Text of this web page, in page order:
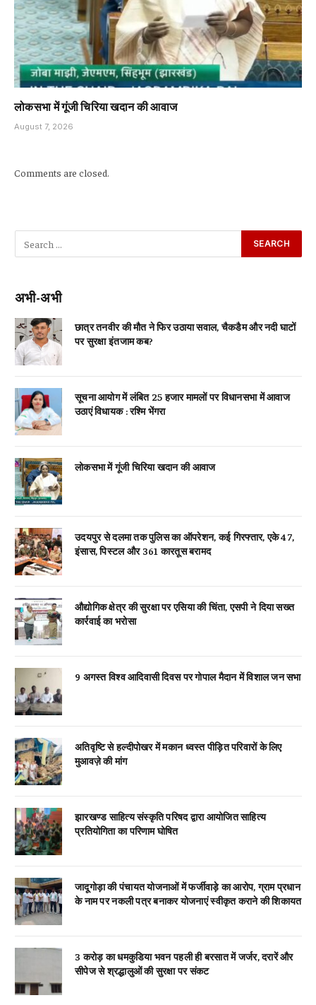
लोकसभा में गूंजी चिरिया खदान की आवाज
August 7, 2026
Comments are closed.
अभी-अभी
छात्र तनवीर की मौत ने फिर उठाया सवाल, चैकडैम और नदी घाटों
पर सुरक्षा इंतजाम कब?
सूचना आयोग में लंबित 25 हजार मामलों पर विधानसभा में आवाज
उठाएं विधायक : रश्मि भेंगरा
लोकसभा में गूंजी चिरिया खदान की आवाज
उदयपुर से दलमा तक पुलिस का ऑपरेशन, कई गिरफ्तार, एके 47,
इंसास, पिस्टल और 361 कारतूस बरामद
औद्योगिक क्षेत्र की सुरक्षा पर एसिया की चिंता, एसपी ने दिया सख्त
कार्रवाई का भरोसा
9 अगस्त विश्व आदिवासी दिवस पर गोपाल मैदान में विशाल जन सभा
अतिवृष्टि से हल्दीपोखर में मकान ध्वस्त पीड़ित परिवारों के लिए
मुआवज़े की मांग
झारखण्ड साहित्य संस्कृति परिषद द्वारा आयोजित साहित्य
प्रतियोगिता का परिणाम घोषित
जादूगोड़ा की पंचायत योजनाओं में फर्जीवाड़े का आरोप, ग्राम प्रधान
के नाम पर नकली पत्र बनाकर योजनाएं स्वीकृत कराने की शिकायत
3 करोड़ का धमकुडिया भवन पहली ही बरसात में जर्जर, दरारें और
सीपेज से श्रद्धालुओं की सुरक्षा पर संकट